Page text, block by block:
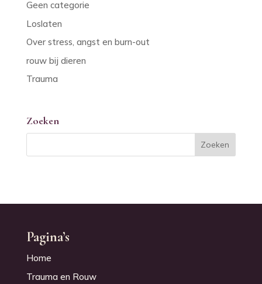
Geen categorie
Loslaten
Over stress, angst en burn-out
rouw bij dieren
Trauma
Zoeken
Pagina’s
Home
Trauma en Rouw